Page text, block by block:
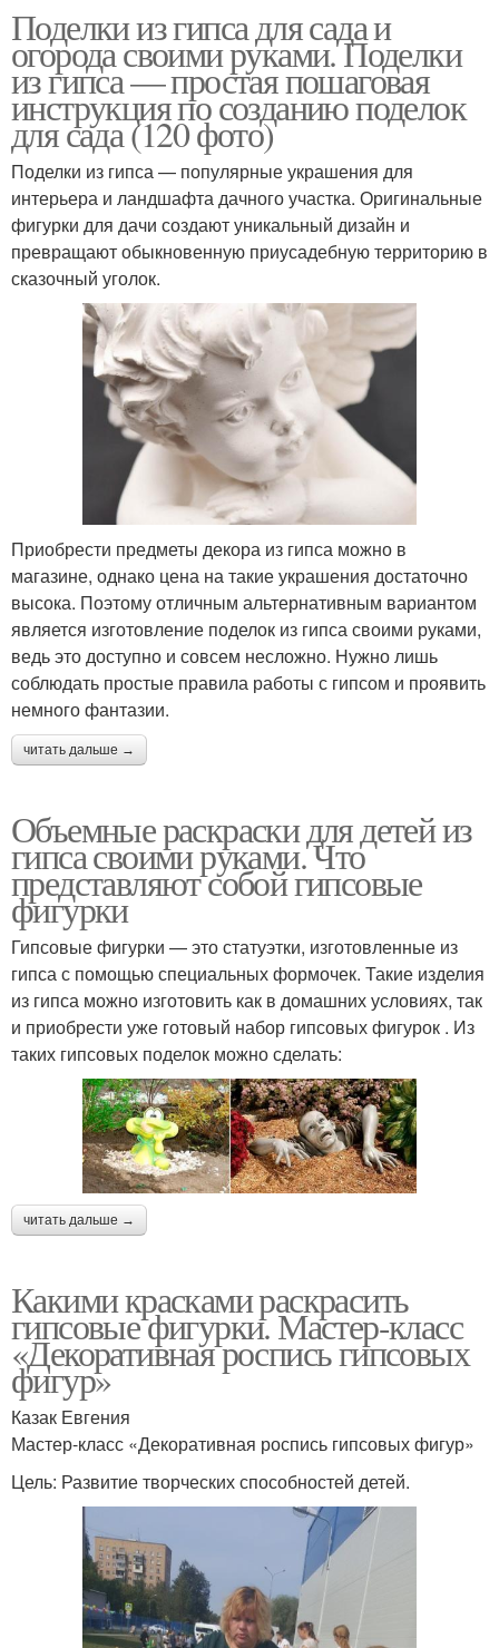
Поделки из гипса для сада и
огорода своими руками. Поделки
из гипса — простая пошаговая
инструкция по созданию поделок
для сада (120 фото)
Поделки из гипса — популярные украшения для
интерьера и ландшафта дачного участка. Оригинальные
фигурки для дачи создают уникальный дизайн и
превращают обыкновенную приусадебную территорию в
сказочный уголок.
Приобрести предметы декора из гипса можно в
магазине, однако цена на такие украшения достаточно
высока. Поэтому отличным альтернативным вариантом
является изготовление поделок из гипса своими руками,
ведь это доступно и совсем несложно. Нужно лишь
соблюдать простые правила работы с гипсом и проявить
немного фантазии.
читать дальше →
Объемные раскраски для детей из
гипса своими руками. Что
представляют собой гипсовые
фигурки
Гипсовые фигурки — это статуэтки, изготовленные из
гипса с помощью специальных формочек. Такие изделия
из гипса можно изготовить как в домашних условиях, так
и приобрести уже готовый набор гипсовых фигурок . Из
таких гипсовых поделок можно сделать:
читать дальше →
Какими красками раскрасить
гипсовые фигурки. Мастер-класс
«Декоративная роспись гипсовых
фигур»
Казак Евгения
Мастер-класс «Декоративная роспись гипсовых фигур»
Цель: Развитие творческих способностей детей.